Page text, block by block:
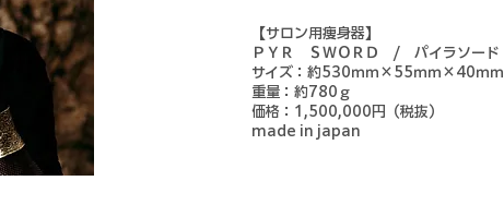
【サロン用痩身器】
ＰＹＲ ＳＷＯＲＤ / パイラソード
サイズ：約530ｍｍ×55ｍｍ×40ｍｍ
重量：約780ｇ
​価格：1,500,000円（税抜）
made in japan